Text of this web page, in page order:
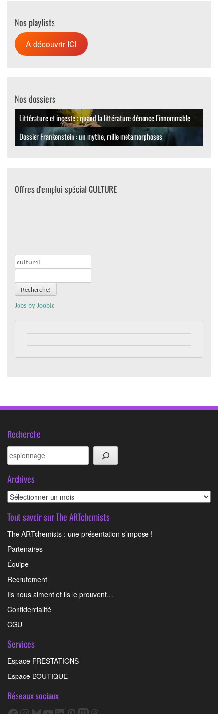
Nos playlists
A découvrir ICI
Nos dossiers
Littérature et inceste : quand la littérature dénonce l’innommable
Dossier Frankenstein : un mythe, mille métamorphoses
Offres d'emploi spécial CULTURE
Recherche!
Jobs by Jooble
Recherche
Archives
Archives
Tout savoir sur The ARTchemists
The ARTchemists : une présentation s’impose !
Partenaires
Équipe
Recrutement
Ils nous aiment et ils le prouvent…
Confidentialité
CGU
Services
Espace PRESTATIONS
Espace BOUTIQUE
Réseaux sociaux